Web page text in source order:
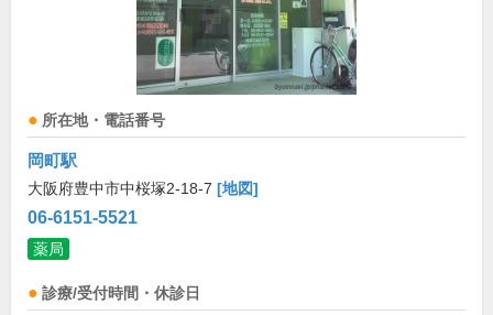
所在地・電話番号
岡町駅
大阪府豊中市中桜塚2-18-7 [地図]
06-6151-5521
薬局
診療/受付時間・休診日